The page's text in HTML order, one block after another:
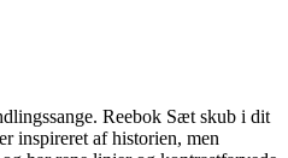
Reebok Sæt skub i dit
inspireret af historien, men